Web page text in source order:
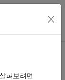
펴보려면